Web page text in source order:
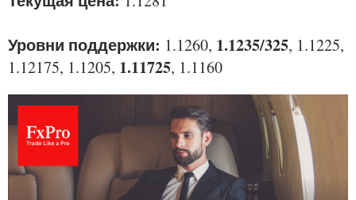
Уровни поддержки: 1.1260, 1.1235/325, 1.1225,
1.12175, 1.1205, 1.11725, 1.1160